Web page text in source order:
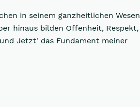
in seinem ganzheitlichen Wesen
hinaus bilden Offenheit, Respekt,
Jetzt' das Fundament meiner